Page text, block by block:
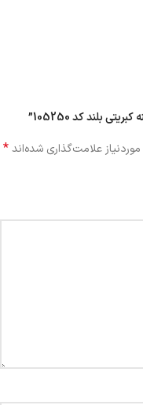
بلند کد 105250”
علامت‌گذاری شده‌اند*